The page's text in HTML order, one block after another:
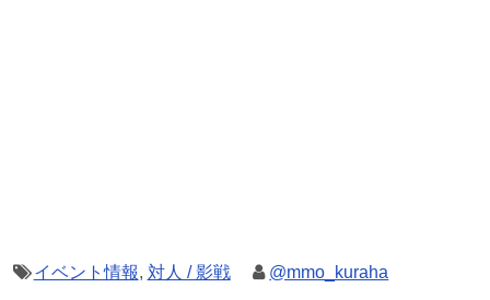
イベント情報, 対人 / 影戦 @mmo_kuraha